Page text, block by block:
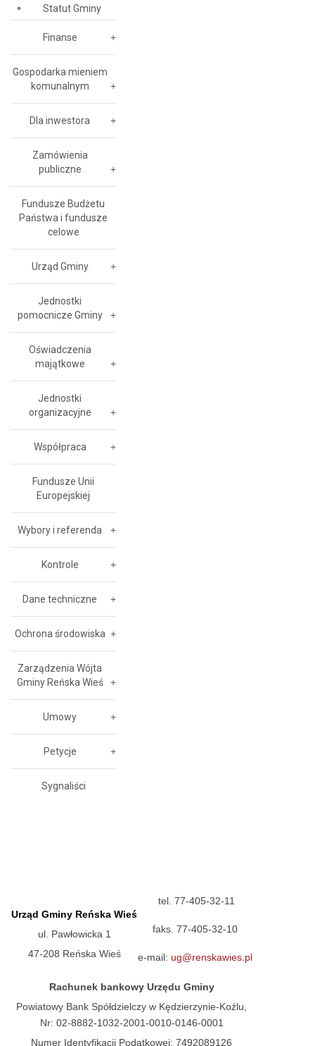
Statut Gminy
Finanse
Gospodarka mieniem
komunalnym
Dla inwestora
Zamówienia
publiczne
Fundusze Budżetu
Państwa i fundusze
celowe
Urząd Gminy
Jednostki
pomocnicze Gminy
Oświadczenia
majątkowe
Jednostki
organizacyjne
Współpraca
Fundusze Unii
Europejskiej
Wybory i referenda
Kontrole
Dane techniczne
Ochrona środowiska
Zarządzenia Wójta
Gminy Reńska Wieś
Umowy
Petycje
Sygnaliści
Urząd Gminy Reńska Wieś
ul. Pawłowicka 1
47-208 Reńska Wieś
tel. 77-405-32-11
faks. 77-405-32-10
e-mail: ug@renskawies.pl
Rachunek bankowy Urzędu Gminy
Powiatowy Bank Spółdzielczy w Kędzierzynie-Koźlu,
Nr: 02-8882-1032-2001-0010-0146-0001
Numer Identyfikacji Podatkowej: 7492089126